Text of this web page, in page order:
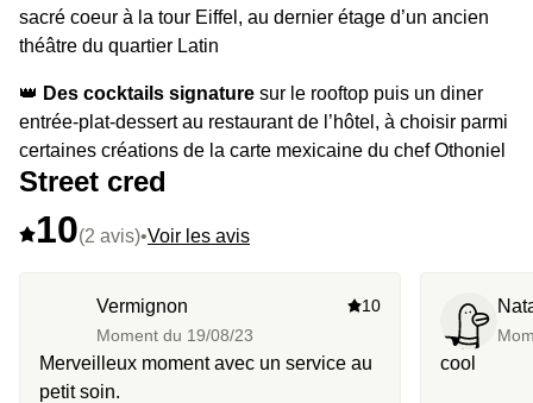
sacré coeur à la tour Eiffel, au dernier étage d’un ancien
théâtre du quartier Latin
👑 Des cocktails signature sur le rooftop puis un diner
entrée-plat-dessert au restaurant de l’hôtel, à choisir parmi
certaines créations de la carte mexicaine du chef Othoniel
Alvarez Castaneda
⭐️ Le highlight : le rooftop à 360° sur tout Paris, des
Street cred
10(2 avis)•Voir les avis
Vermignon
Moment du 19/08/23
10
Merveilleux moment avec un service au
petit soin.
cool